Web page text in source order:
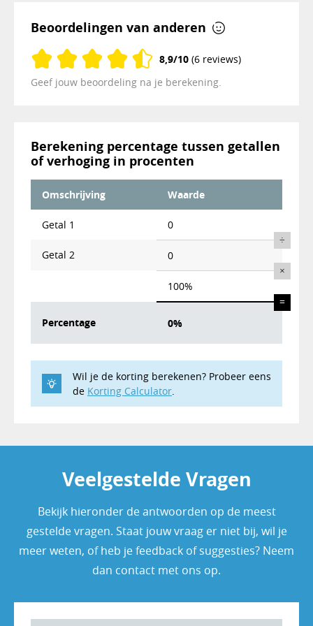
Berekening percentage tussen getallen
of verhoging in procenten
Omschrijving Waarde
Getal 1 0
Getal 2
÷
0
×
100%
Percentage
=
0%
Wil je de korting berekenen? Probeer eens
de Korting Calculator.
Beoordelingen van anderen
8,9/10 (6 reviews)
Geef jouw beoordeling na je berekening.
Veelgestelde Vragen
Bekijk hieronder de antwoorden op de meest
gestelde vragen. Staat jouw vraag er niet bij, wil je
meer weten, of heb je feedback of suggesties? Neem
dan contact met ons op.